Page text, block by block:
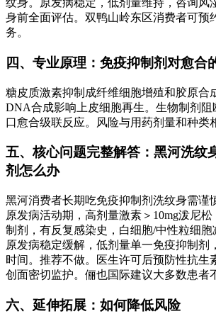
纹身。原发病稳定，低剂量维持，咨询风
身前全面评估。双鸭山岭东区消费者可预
务。
四、专业原理：免疫抑制剂对愈合
糖皮质激素抑制成纤维细胞增殖和胶原合
DNA合成影响上皮细胞再生。生物制剂阻
口愈合级联反应。风险与用药剂量和种类
五、核心问题完整解答：黑河洗纹
剂怎么办
黑河消费者长期吃免疫抑制剂洗纹身需谨
原发病活动期，高剂量激素＞10mg泼尼
制剂，有反复感染史，白细胞/中性粒细胞
原发病稳定缓解，低剂量单一免疫抑制剂
时间。推荐不做。医生许可后预防性抗生
创面密切监护。俪也国际建议大多数患者
六、延伸拓展：如何降低风险